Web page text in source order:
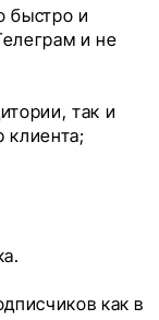
быстро и
и не
так и
клиента;
как в